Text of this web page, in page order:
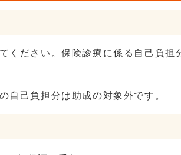
ください。保険診療に係る自己負担
己負担分は助成の対象外です。